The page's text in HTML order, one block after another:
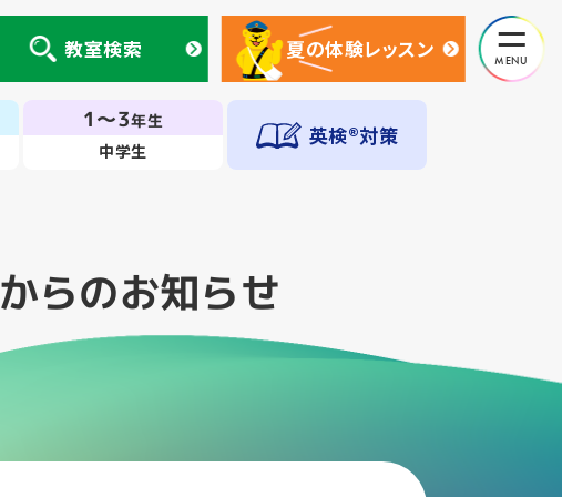
教室検索
夏の体験レッスン
夏の体験レッスン
1～3年生
中学生
英検®対策
からのお知らせ